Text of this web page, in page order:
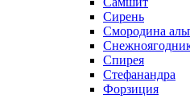
Сирень
Смородина
Спирея
Стефанандра
Форзиция